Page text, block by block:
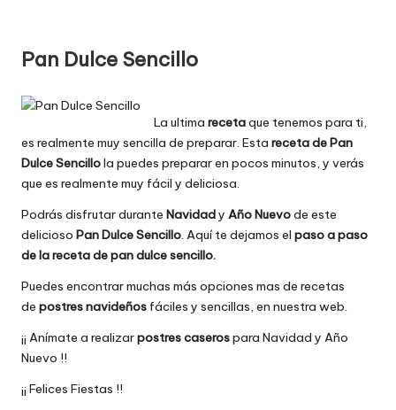
Pan Dulce Sencillo
La ultima recetaque tenemos para ti,
es realmente muy sencilla de preparar. Esta receta de Pan
Dulce Sencillola puedes preparar en pocos minutos, y verás
que es realmente muy fácil y deliciosa.
Podrás disfrutar durante Navidady Año Nuevode este
delicioso Pan Dulce Sencillo. Aquí te dejamos el paso a paso
de la receta de pan dulce sencillo.
Puedes encontrar muchas más opciones mas de recetas
de postres navideños fáciles y sencillas, en nuestra web.
¡¡ Anímate a realizarpostres caserospara Navidad y Año
Nuevo !!
¡¡ Felices Fiestas !!